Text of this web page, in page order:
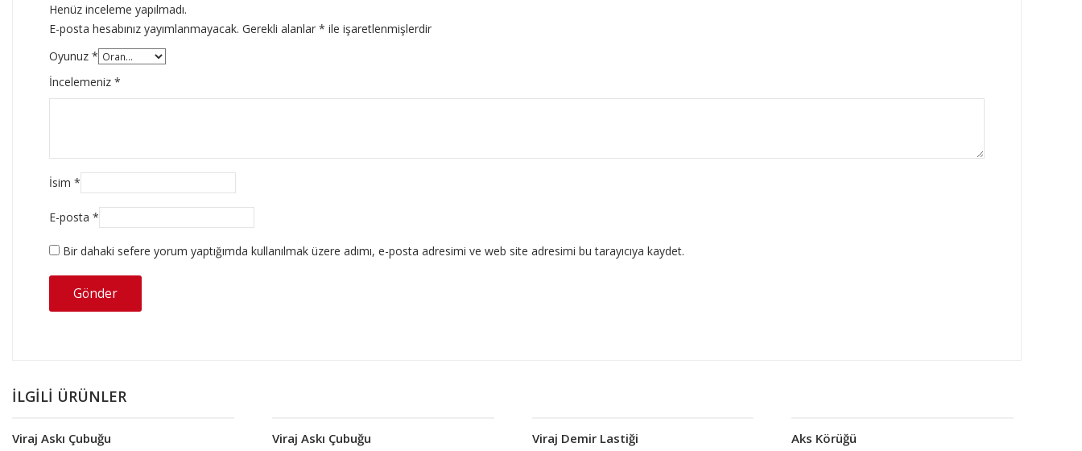
Henüz inceleme yapılmadı.
E-posta hesabınız yayımlanmayacak. Gerekli alanlar * ile işaretlenmişlerdir
Oyunuz *
İncelemeniz *
İsim *
E-posta *
Bir dahaki sefere yorum yaptığımda kullanılmak üzere adımı, e-posta adresimi ve web site adresimi bu tarayıcıya kaydet.
İLGILI ÜRÜNLER
Devamını oku
Viraj Askı Çubuğu Devamını oku
Viraj Askı Çubuğu Devamını oku
Viraj Demir Lastiği Aks Körüğü